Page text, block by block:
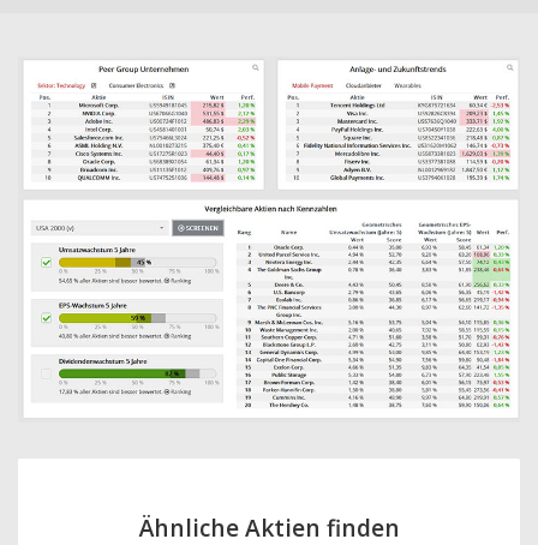
Ähnliche Aktien finden